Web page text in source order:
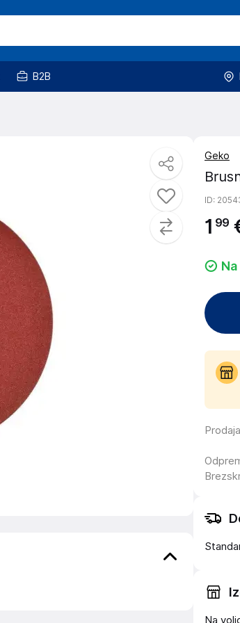
B2B
Geko
ID:
1 99
Na